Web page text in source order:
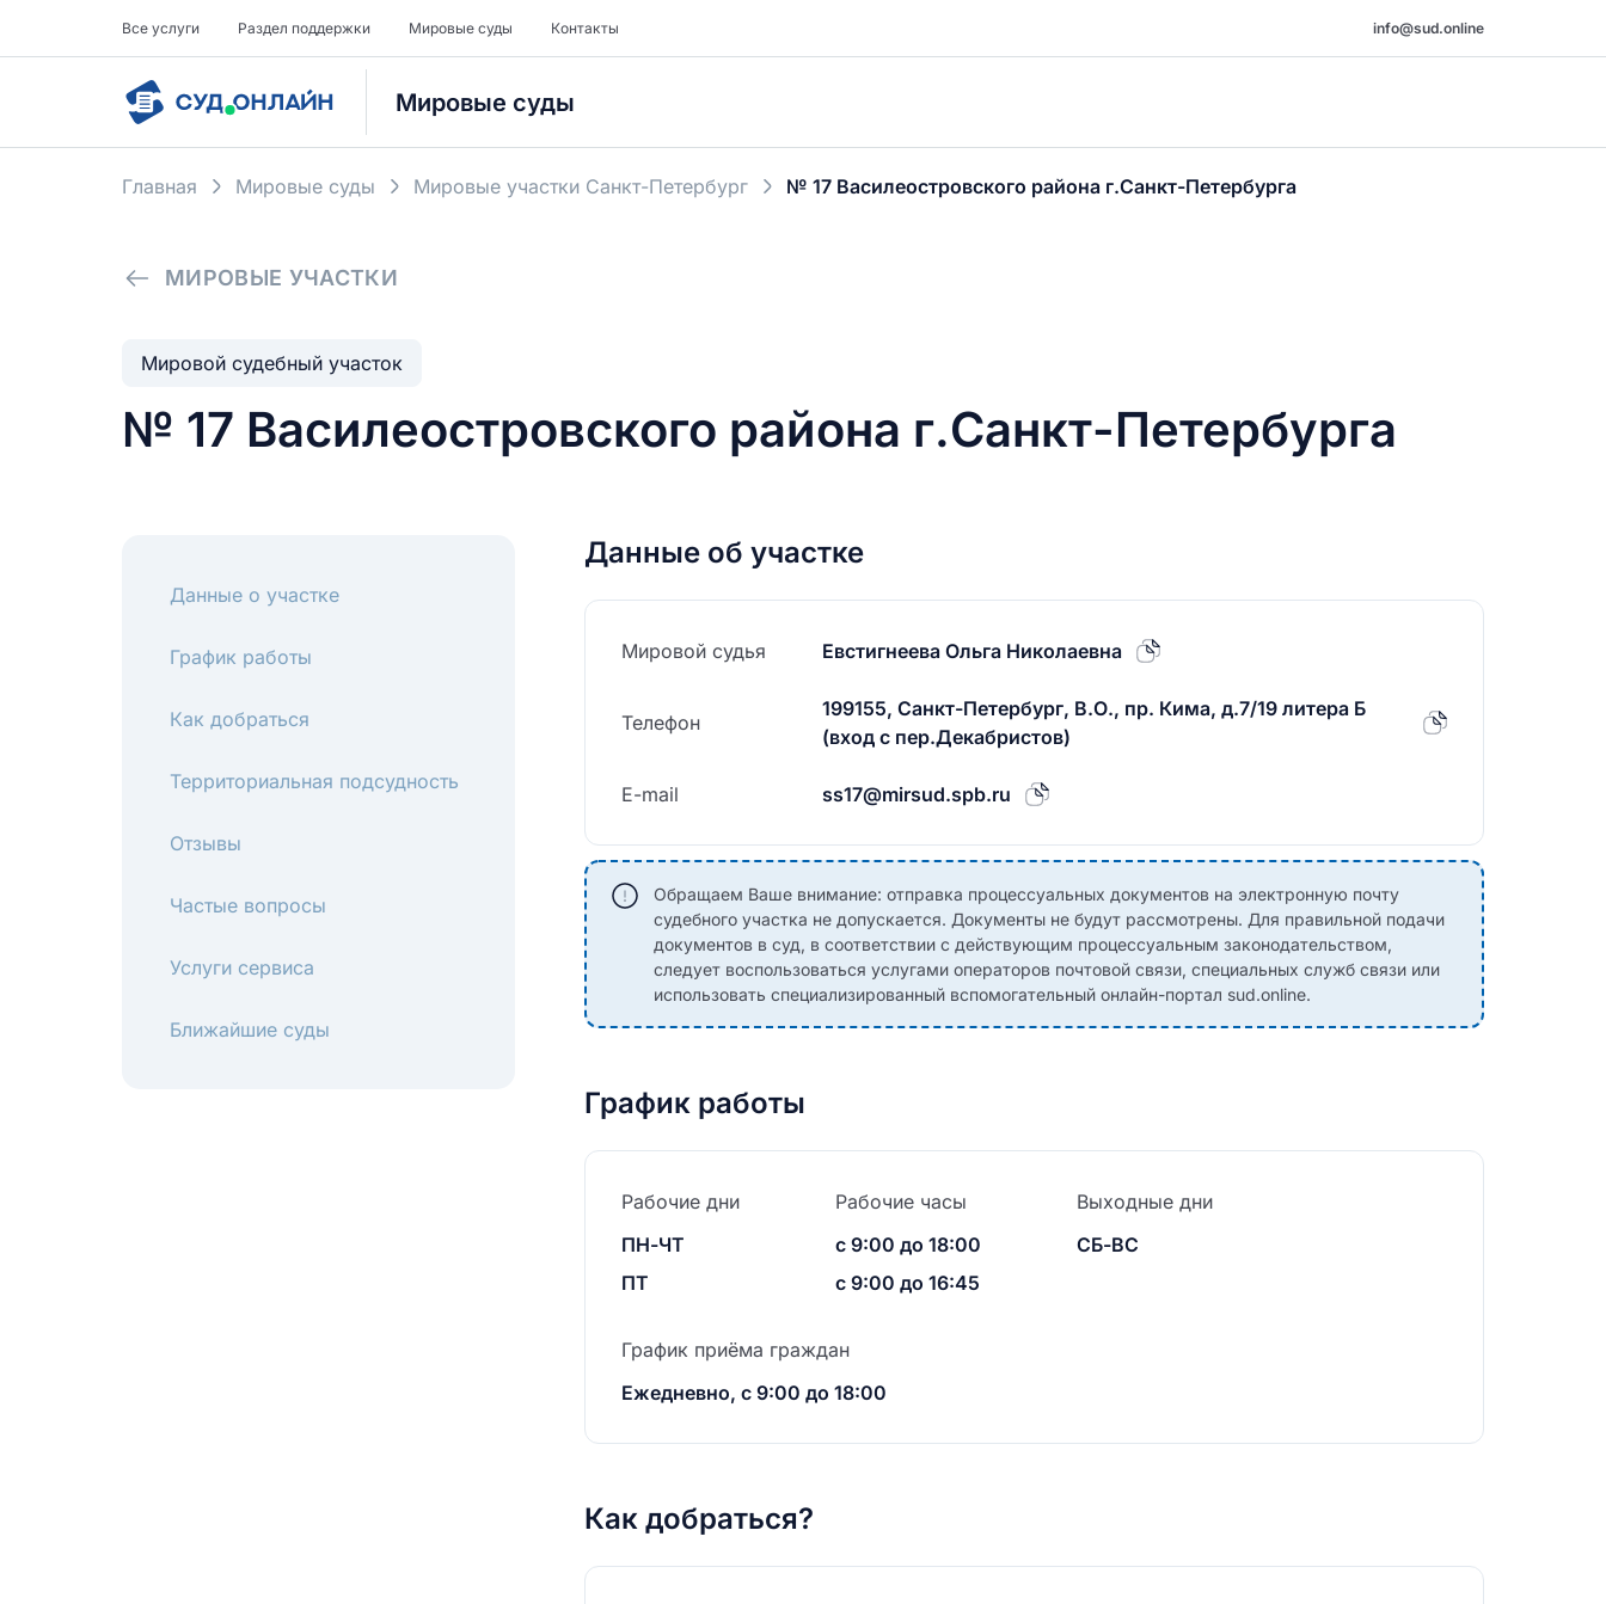
Все услуги Раздел поддержки Мировые суды Контакты info@sud.online
Мировые суды
Главная Мировые суды Мировые участки Санкт-Петербург № 17 Василеостровского района г.Санкт-Петербурга
МИРОВЫЕ УЧАСТКИ
Мировой судебный участок
№ 17 Василеостровского района г.Санкт-Петербурга
Данные о участке
График работы
Как добраться
Территориальная подсудность
Отзывы
Частые вопросы
Услуги сервиса
Ближайшие суды
Данные об участке
Мировой судья Евстигнеева Ольга Николаевна
Телефон
199155, Санкт-Петербург, В.О., пр. Кима, д.7/19 литера Б
(вход с пер.Декабристов)
E-mail ss17@mirsud.spb.ru
Обращаем Ваше внимание: отправка процессуальных документов на электронную почту
судебного участка не допускается. Документы не будут рассмотрены. Для правильной подачи
документов в суд, в соответствии с действующим процессуальным законодательством,
следует воспользоваться услугами операторов почтовой связи, специальных служб связи или
использовать специализированный вспомогательный онлайн-портал sud.online.
График работы
Рабочие дни
ПН-ЧТ
ПТ
Рабочие часы
с 9:00 до 18:00
с 9:00 до 16:45
Выходные дни
СБ-ВС
График приёма граждан
Ежедневно, с 9:00 до 18:00
Как добраться?